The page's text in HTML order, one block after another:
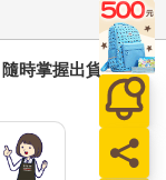
時掌握出貨動